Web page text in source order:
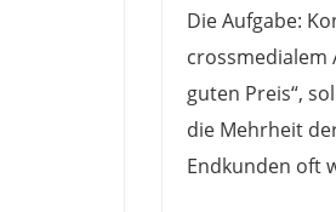
Die Aufgabe:
crossmedialem
guten Preis“,
die Mehrheit
Endkunden oft